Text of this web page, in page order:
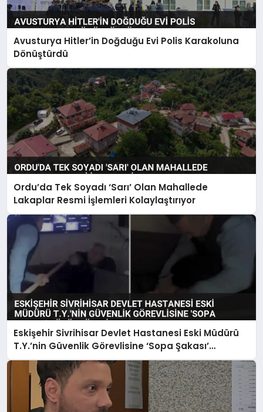
Avusturya Hitler’in Doğduğu Evi Polis Karakoluna
Dönüştürdü
Ordu’da Tek Soyadı ‘Sarı’ Olan Mahallede
Lakaplar Resmi İşlemleri Kolaylaştırıyor
Eskişehir Sivrihisar Devlet Hastanesi Eski Müdürü
T.Y.’nin Güvenlik Görevlisine ‘Sopa Şakası’
Görüntüleri Ortaya Çıktı